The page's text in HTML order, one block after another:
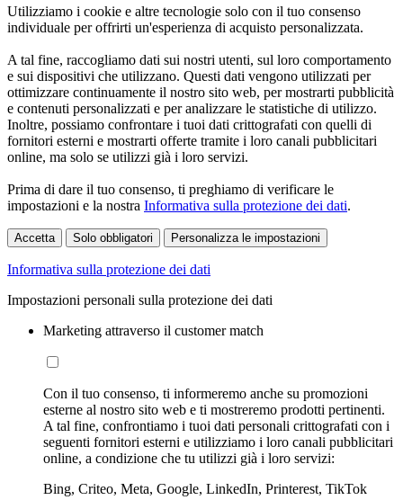
Utilizziamo i cookie e altre tecnologie solo con il tuo consenso
individuale per offrirti un'esperienza di acquisto personalizzata.
A tal fine, raccogliamo dati sui nostri utenti, sul loro comportamento
e sui dispositivi che utilizzano. Questi dati vengono utilizzati per
ottimizzare continuamente il nostro sito web, per mostrarti pubblicità
e contenuti personalizzati e per analizzare le statistiche di utilizzo.
Inoltre, possiamo confrontare i tuoi dati crittografati con quelli di
fornitori esterni e mostrarti offerte tramite i loro canali pubblicitari
online, ma solo se utilizzi già i loro servizi.
Prima di dare il tuo consenso, ti preghiamo di verificare le
impostazioni e la nostra Informativa sulla protezione dei dati.
Accetta Solo obbligatori Personalizza le impostazioni
Informativa sulla protezione dei dati
Impostazioni personali sulla protezione dei dati
Marketing attraverso il customer match
Con il tuo consenso, ti informeremo anche su promozioni
esterne al nostro sito web e ti mostreremo prodotti pertinenti.
A tal fine, confrontiamo i tuoi dati personali crittografati con i
seguenti fornitori esterni e utilizziamo i loro canali pubblicitari
online, a condizione che tu utilizzi già i loro servizi:
Bing, Criteo, Meta, Google, LinkedIn, Printerest, TikTok